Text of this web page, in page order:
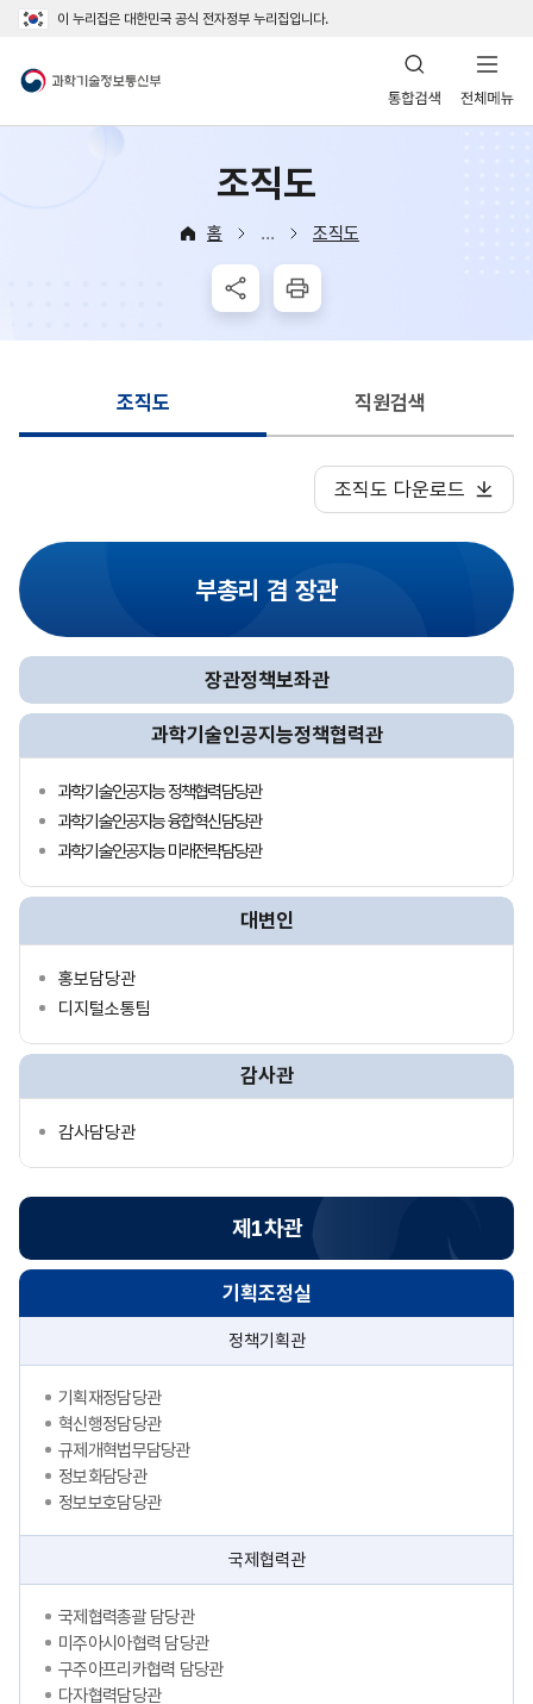
이 누리집은 대한민국 공식 전자정부 누리집입니다.
과학기술정보통신부
조직도
홈
조직도
공유하기인쇄
조직도 직원검색
조직도 다운로드
부총리 겸 장관
장관정책보좌관
대변인
홍보담당관
디지털소통팀
과학기술인공지능정책협력관
과학기술인공지능 정책협력담당관
과학기술인공지능 융합혁신담당관
과학기술인공지능 미래전략담당관
감사관
감사담당관
제1차관
기획조정실
정책기획관
기획재정담당관
혁신행정담당관
규제개혁법무담당관
정보화담당관
정보보호담당관
국제협력관
국제협력총괄 담당관
미주아시아협력 담당관
구주아프리카협력 담당관
다자협력담당관